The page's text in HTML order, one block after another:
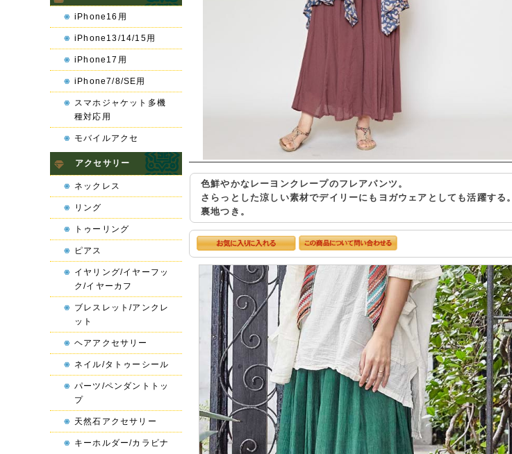
色鮮やかなレーヨンクレープのフレアパンツ。
さらっとした涼しい素材でデイリーにもヨガウェアとしても活躍する。
裏地つき。
iPhone16用
iPhone13/14/15用
iPhone17用
iPhone7/8/SE用
スマホジャケット多機
種対応用
モバイルアクセ
アクセサリー
ネックレス
リング
トゥーリング
ピアス
イヤリング/イヤーフッ
ク/イヤーカフ
ブレスレット/アンクレ
ット
ヘアアクセサリー
ネイル/タトゥーシール
パーツ/ペンダントトッ
プ
天然石アクセサリー
キーホルダー/カラビナ